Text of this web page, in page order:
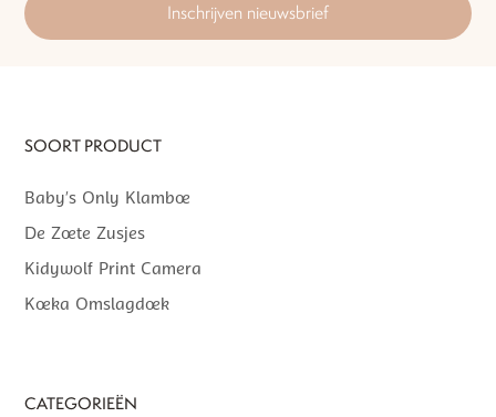
Inschrijven nieuwsbrief
SOORT PRODUCT
Baby’s Only Klamboe
De Zoete Zusjes
Kidywolf Print Camera
Koeka Omslagdoek
CATEGORIEËN